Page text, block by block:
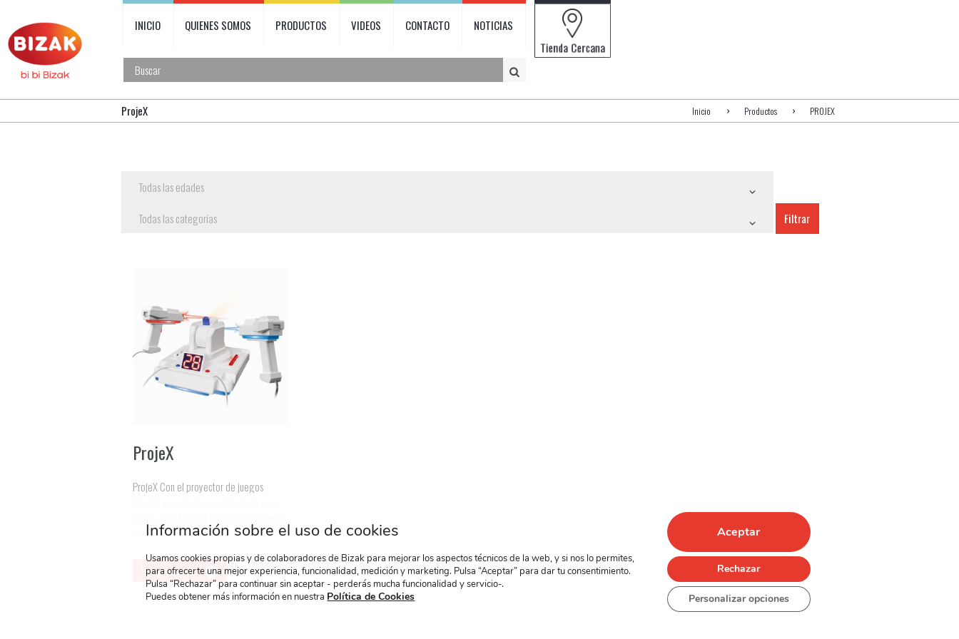
INICIO QUIENES SOMOS PRODUCTOS VIDEOS CONTACTO NOTICIAS
ProjeX Inicio Productos PROJEX
ProjeX
ProjeX Con el proyector de juegos
con ...
Ver producto
Información sobre el uso de cookies
Usamos cookies propias y de colaboradores de Bizak para mejorar los aspectos técnicos de la web, y si nos lo permites,
para ofrecerte una mejor experiencia, funcionalidad, medición y marketing. Pulsa “Aceptar” para dar tu consentimiento.
Pulsa “Rechazar” para continuar sin aceptar - perderás mucha funcionalidad y servicio-.
Puedes obtener más información en nuestra Política de Cookies
Aceptar
Rechazar
Personalizar opciones